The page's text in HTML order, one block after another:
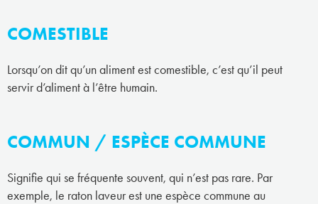
COMESTIBLE
Lorsqu’on dit qu’un aliment est comestible, c’est qu’il peut
servir d’aliment à l’être humain.
COMMUN / ESPÈCE COMMUNE
Signifie qui se fréquente souvent, qui n’est pas rare. Par
exemple, le raton laveur est une espèce commune au